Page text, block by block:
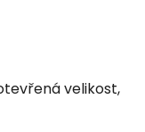
velikost,